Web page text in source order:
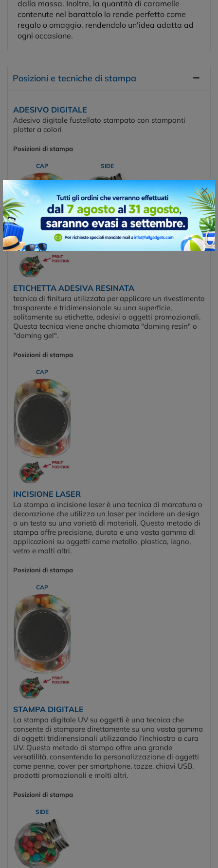
×
dalla massa. Inoltre, la quantità di caramelle
contenute nel barattolo lo rende perfetto come
regalo o omaggio, rendendolo un'idea adatta ad
ogni occasione.
Posizioni e tecniche di stampa
ADESIVO DIGITALE
Adesivo digitale fustellato stampato con stampanti
plotter a colori
Posizioni di stampa
CAP SIDE
ETICHETTA ADESIVA RESINATA
tecnica di finitura utilizzata per applicare un rivestimento
trasparente e tridimensionale su una superficie,
solitamente su etichette, adesivi o oggetti promozionali.
Questa tecnica viene anche chiamata "doming resin" o
"doming gel".
Posizioni di stampa
CAP
INCISIONE LASER
La stampa a incisione laser è una tecnica di marcatura o
decorazione che utilizza un laser per incidere un design
o un testo su una varietà di materiali. Questo metodo di
stampa offre precisione, durata e una vasta gamma di
applicazioni su oggetti come metallo, plastica, legno,
vetro e molti altri.
Posizioni di stampa
CAP
STAMPA DIGITALE
La stampa digitale UV su oggetti è una tecnica che
consente di stampare direttamente su una vasta gamma
di oggetti tridimensionali utilizzando l'inchiostro a cura
UV. Questo metodo di stampa offre una grande
versatilità, consentendo la personalizzazione di oggetti
come penne, cover per smartphone, tazze, chiavi USB,
prodotti promozionali e molti altri.
Posizioni di stampa
SIDE